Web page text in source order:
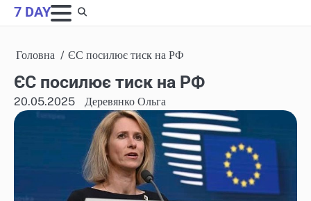
Skip
to
7 DAY
Головна ЄС посилює тиск на РФ
ЄС посилює тиск на РФ
20.05.2025 Деревянко Ольга